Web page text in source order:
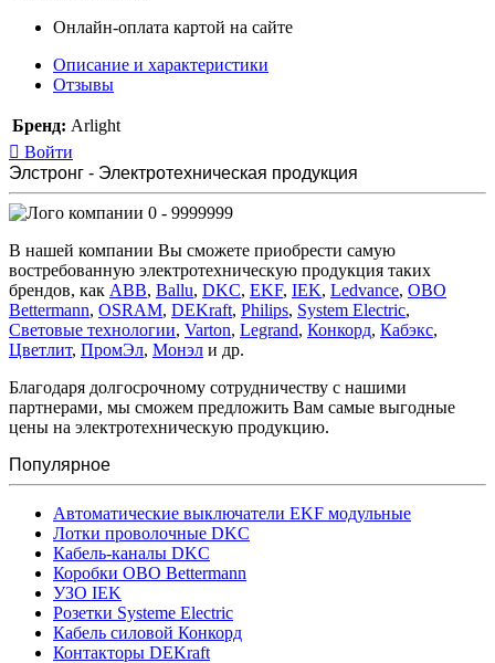
Онлайн-оплата картой на сайте
Описание и характеристики
Отзывы
Бренд: Arlight
Войти
Элстронг - Электротехническая продукция
0 - 9999999
В нашей компании Вы сможете приобрести самую
востребованную электротехническую продукция таких
брендов, как ABB, Ballu, DKC, EKF, IEK, Ledvance, OBO
Bettermann, OSRAM, DEKraft, Philips, System Electric,
Световые технологии, Varton, Legrand, Конкорд, Кабэкс,
Цветлит, ПромЭл, Монэл и др.
Благодаря долгосрочному сотрудничеству с нашими
партнерами, мы сможем предложить Вам самые выгодные
цены на электротехническую продукцию.
Популярное
Автоматические выключатели EKF модульные
Лотки проволочные DKC
Кабель-каналы DKC
Коробки OBO Bettermann
УЗО IEK
Розетки Systeme Electric
Кабель силовой Конкорд
Контакторы DEKraft